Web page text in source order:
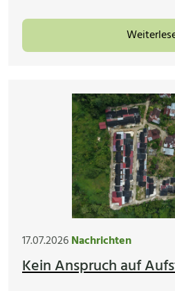
17.07.2026Nachrichten
Kein Anspruch auf